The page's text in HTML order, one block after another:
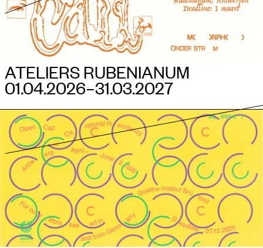
ATELIERS RUBENIANUM
01.04.2026–​31.03.2027